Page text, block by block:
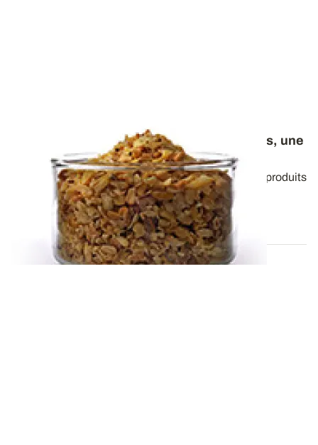
Alimentation animale - Les germes de maïs, une
source d’énergie pour les volailles
Le process de l’amidonnerie humide génère des coproduits
de maïs dont les germes. Deux...
19 NOV. 2015